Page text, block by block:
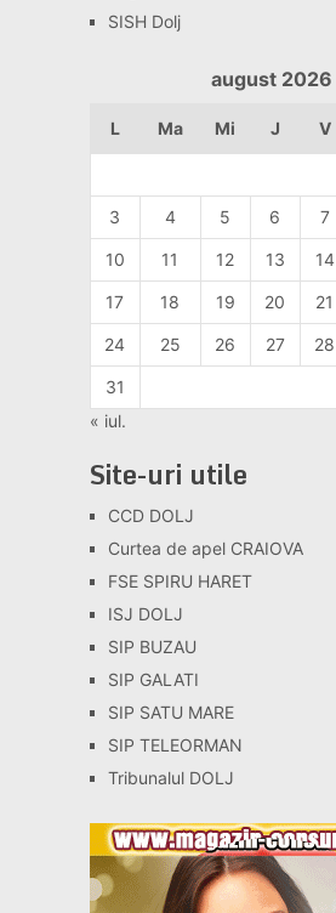
SISH Dolj
august 2026
L Ma Mi J V
3 4 5 6 7
10 11 12 13 14
17 18 19 20 21
24 25 26 27 28
31
« iul.
Site-uri utile
CCD DOLJ
Curtea de apel CRAIOVA
FSE SPIRU HARET
ISJ DOLJ
SIP BUZAU
SIP GALATI
SIP SATU MARE
SIP TELEORMAN
Tribunalul DOLJ